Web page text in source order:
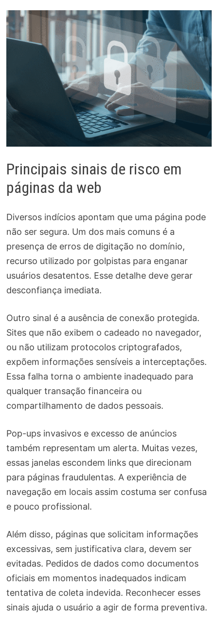
Principais sinais de risco em
páginas da web
Diversos indícios apontam que uma página pode
não ser segura. Um dos mais comuns é a
presença de erros de digitação no domínio,
recurso utilizado por golpistas para enganar
usuários desatentos. Esse detalhe deve gerar
desconfiança imediata.
Outro sinal é a ausência de conexão protegida.
Sites que não exibem o cadeado no navegador,
ou não utilizam protocolos criptografados,
expõem informações sensíveis a interceptações.
Essa falha torna o ambiente inadequado para
qualquer transação financeira ou
compartilhamento de dados pessoais.
Pop-ups invasivos e excesso de anúncios
também representam um alerta. Muitas vezes,
essas janelas escondem links que direcionam
para páginas fraudulentas. A experiência de
navegação em locais assim costuma ser confusa
e pouco profissional.
Além disso, páginas que solicitam informações
excessivas, sem justificativa clara, devem ser
evitadas. Pedidos de dados como documentos
oficiais em momentos inadequados indicam
tentativa de coleta indevida. Reconhecer esses
sinais ajuda o usuário a agir de forma preventiva.